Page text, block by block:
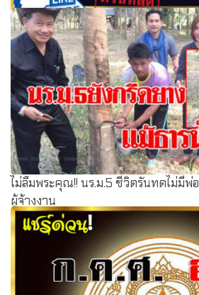
กมว.เล็งปรับปรุงกฎจรรยาบรรณครู "กั๊
เล่นไลน์เล่นเฟสจีบเด็กนร."เข้าข่ายผิด
ไม่ลืมพระคุณ!! นร.ม.5 ชีวิตรันทดไม่มี
ผู้จ้างงาน